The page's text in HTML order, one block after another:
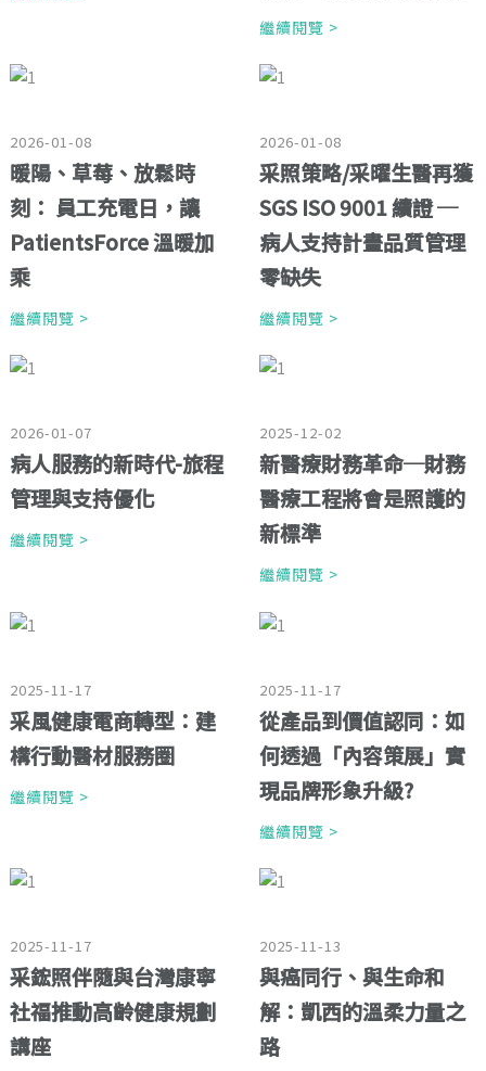
繼續閱覽 >
2026-01-08
暖陽、草莓、放鬆時
刻： 員工充電日，讓
PatientsForce 溫暖加
乘
繼續閱覽 >
2026-01-08
采照策略/采曜生醫再獲
SGS ISO 9001 續證 ─
病人支持計畫品質管理
零缺失
繼續閱覽 >
2026-01-07
病人服務的新時代-旅程
管理與支持優化
繼續閱覽 >
2025-12-02
新醫療財務革命─財務
醫療工程將會是照護的
新標準
繼續閱覽 >
2025-11-17
采風健康電商轉型：建
構行動醫材服務圈
繼續閱覽 >
2025-11-17
從產品到價值認同：如
何透過「內容策展」實
現品牌形象升級?
繼續閱覽 >
2025-11-17
采鋐照伴隨與台灣康寧
社福推動高齡健康規劃
講座
2025-11-13
與癌同行、與生命和
解：凱西的溫柔力量之
路